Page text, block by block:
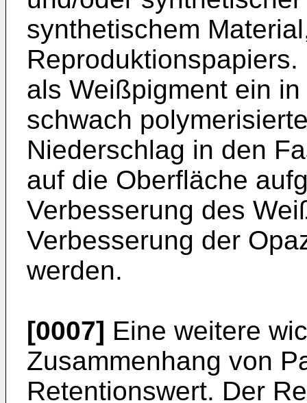
synthetischem
als Weißpigment ein
schwach
Niederschlag in den
auf die Oberfläche
Verbesserung des
Verbesserung der
werden.
[0007] Eine weitere
Zusammenhang von
Retentionswert. Der